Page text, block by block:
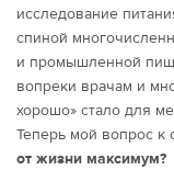
исследование
спиной
и промышленной
вопреки врачам и
хорошо» стало для
Теперь мой вопрос к
от жизни максимум?